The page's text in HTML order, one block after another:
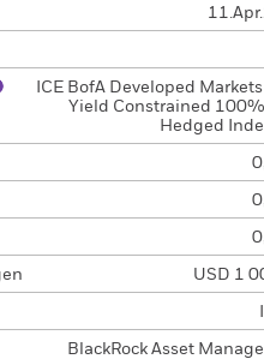
ICE BofA Developed
Yield Constrained
Hedged
USD 1
BlackRock Asset